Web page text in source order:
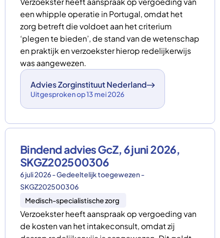
een whipple operatie in Portugal, omdat het
zorg betreft die voldoet aan het criterium
‘plegen te bieden’, de stand van de wetenschap
en praktijk en verzoekster hierop redelijkerwijs
was aangewezen.
Advies Zorginstituut Nederland
Uitgesproken op 13 mei 2026
Bindend advies GcZ, 6 juni 2026,
SKGZ202500306
6 juli 2026 - Gedeeltelijk toegewezen -
SKGZ202500306
Medisch-specialistische zorg
Verzoekster heeft aanspraak op vergoeding van
de kosten van het intakeconsult, omdat zij